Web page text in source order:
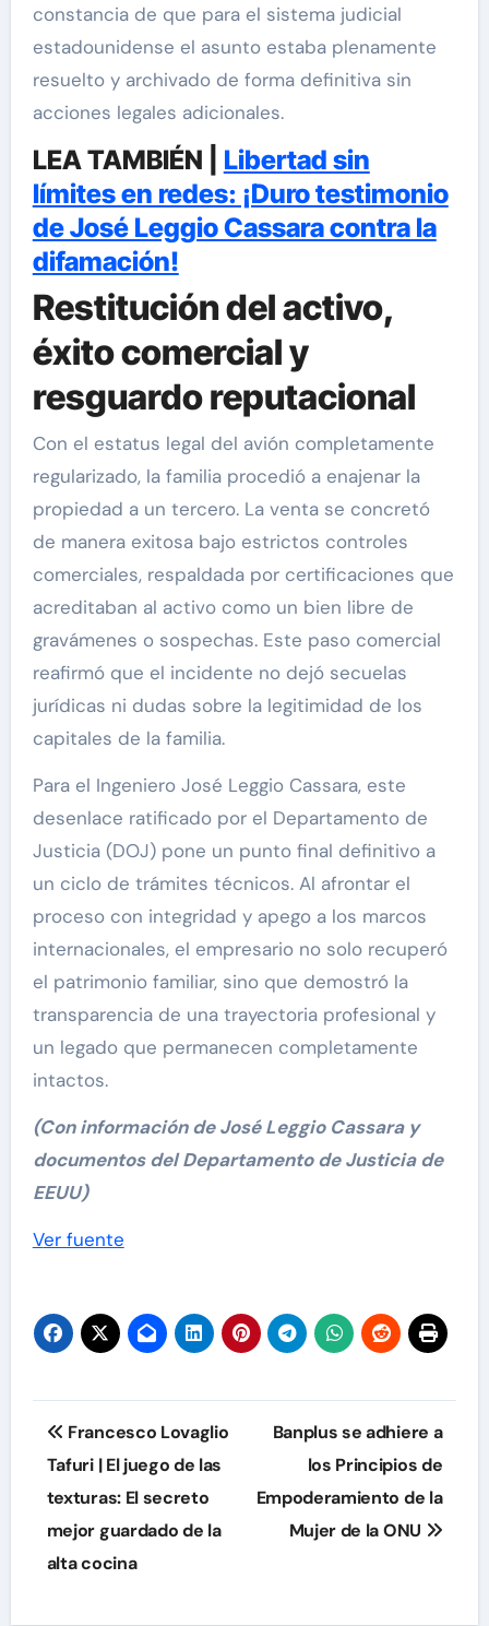
constancia de que para el sistema judicial
estadounidense el asunto estaba plenamente
resuelto y archivado de forma definitiva sin
acciones legales adicionales.
LEA TAMBIÉN | Libertad sin
límites en redes: ¡Duro testimonio
de José Leggio Cassara contra la
difamación!
Restitución del activo,
éxito comercial y
resguardo reputacional
Con el estatus legal del avión completamente
regularizado, la familia procedió a enajenar la
propiedad a un tercero. La venta se concretó
de manera exitosa bajo estrictos controles
comerciales, respaldada por certificaciones que
acreditaban al activo como un bien libre de
gravámenes o sospechas. Este paso comercial
reafirmó que el incidente no dejó secuelas
jurídicas ni dudas sobre la legitimidad de los
capitales de la familia.
Para el Ingeniero José Leggio Cassara, este
desenlace ratificado por el Departamento de
Justicia (DOJ) pone un punto final definitivo a
un ciclo de trámites técnicos. Al afrontar el
proceso con integridad y apego a los marcos
internacionales, el empresario no solo recuperó
el patrimonio familiar, sino que demostró la
transparencia de una trayectoria profesional y
un legado que permanecen completamente
intactos.
(Con información de José Leggio Cassara y
documentos del Departamento de Justicia de
EEUU)
Navegación
entradas
Ver fuente
Navegación
de
entradas
Francesco Lovaglio
Tafuri | El juego de las
texturas: El secreto
mejor guardado de la
alta cocina
Banplus se adhiere a
los Principios de
Empoderamiento de la
Mujer de la ONU